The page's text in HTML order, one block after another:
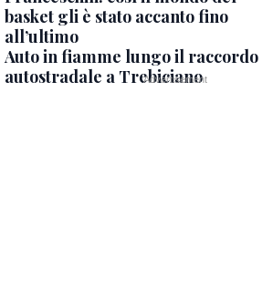
basket gli è stato accanto fino
all’ultimo
Auto in fiamme lungo il raccordo
autostradale a Trebiciano